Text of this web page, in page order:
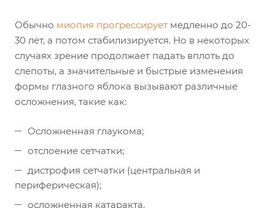
Обычно миопия прогрессирует медленно до 20-
30 лет, а потом стабилизируется. Но в некоторых
случаях зрение продолжает падать вплоть до
слепоты, а значительные и быстрые изменения
формы глазного яблока вызывают различные
осложнения, такие как:
Осложненная глаукома;
отслоение сетчатки;
дистрофия сетчатки (центральная и
периферическая);
осложненная катаракта.